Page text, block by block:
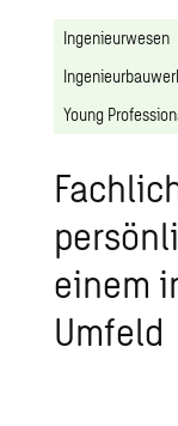
Ingenieurwesen
Young
einem
Umfeld